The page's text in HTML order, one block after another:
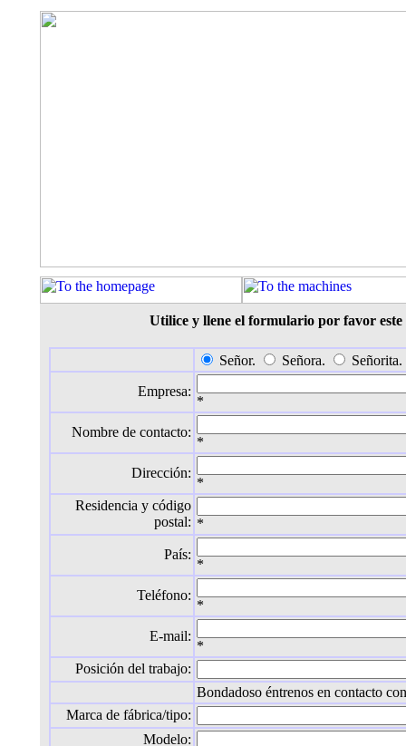
Utilice y llene el formulario por favor
Señor. Señora.
Señorita.
Empresa:
*
Nombre de contacto:
*
Dirección:
*
Residencia y código
postal: *
País:
*
Teléfono:
*
E-mail:
*
Posición del trabajo:
Bondadoso éntrenos en contacto
Marca de fábrica/tipo:
Modelo: